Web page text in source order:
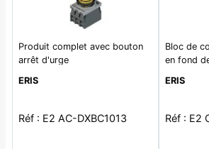
Produit complet avec bouton
arrêt d'urge
ERIS
Réf : E2 AC-DXBC1013
Bloc de
en fond
ERIS
Réf : E2